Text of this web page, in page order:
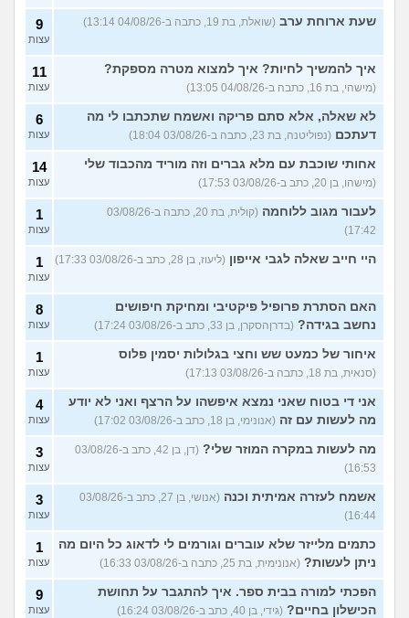
עוד שאלות חדשות במדורשעת ארוחת ערב (שואלת, בת 19, כתבה ב-04/08/26 13:14) 9
עצות
איך להמשיך לחיות? איך למצוא מטרה מספקת?
(מישהי, בת 16, כתבה ב-04/08/26 13:05)
11
עצות
לא שאלה, אלא סתם פריקה ואשמח שתכתבו לי מה
דעתכם (נפוליטנה, בת 23, כתבה ב-03/08/26 18:04)
6
עצות
אחותי שוכבת עם מלא גברים וזה מוריד מהכבוד שלי
(מישהו, בן 20, כתב ב-03/08/26 17:53)
14
עצות
לעבור מגוב ללוחמה
(קולית, בת 20, כתבה ב-03/08/26
17:42)
1
עצות
היי חייב שאלה לגבי אייפון (ליעוז, בן 28, כתב ב-03/08/26 17:33) 1
עצות
האם הסתרת פרופיל פיקטיבי ומחיקת חיפושים
נחשב בגידה? (בדרןהסקרן, בן 33, כתב ב-03/08/26 17:24)
8
עצות
איחור של כמעט שש וחצי בגלולות יסמין פלוס
(סנאית, בת 18, כתבה ב-03/08/26 17:13)
1
עצות
אני די בטוח שאני נמצא איפשהו על הרצף ואני לא יודע
מה לעשות עם זה (אנונימי, בן 18, כתב ב-03/08/26 17:02)
4
עצות
מה לעשות במקרה המוזר שלי?
(דן, בן 42, כתב ב-03/08/26
16:53)
3
עצות
אשמח לעזרה אמיתית וכנה
(אנושי, בן 27, כתב ב-03/08/26
16:44)
3
עצות
כתמים מלייזר שלא עוברים וגורמים לי לדאוג כל היום מה
ניתן לעשות? (אנונימית, בת 25, כתבה ב-03/08/26 16:33)
1
עצות
הפכתי למורה בבית ספר. איך להתגבר על תחושת
הכישלון בחיים? (גידי, בן 40, כתב ב-03/08/26 16:24)
9
עצות